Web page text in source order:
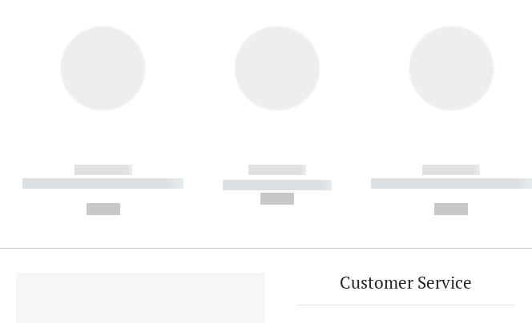
------------
----------- ----------- ----------
------------
----------- -----------
------------
----------- ----------- ----------
Customer Service